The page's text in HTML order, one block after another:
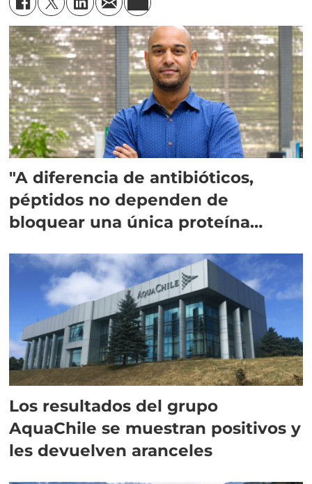
"A diferencia de antibióticos,
péptidos no dependen de
bloquear una única proteína
Los resultados del grupo
AquaChile se muestran positivos y
les devuelven aranceles